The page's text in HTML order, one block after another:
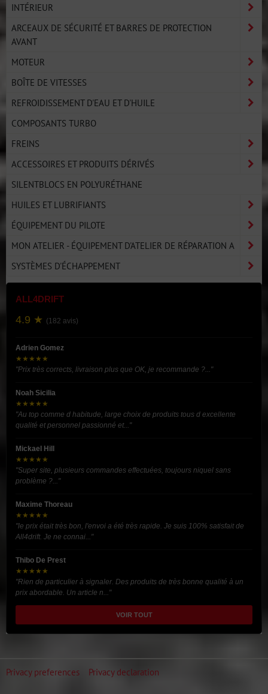
INTÉRIEUR
ARCEAUX DE SÉCURITÉ ET BARRES DE PROTECTION
AVANT
MOTEUR
BOÎTE DE VITESSES
REFROIDISSEMENT D'EAU ET D'HUILE
COMPOSANTS TURBO
FREINS
ACCESSOIRES ET PRODUITS DÉRIVÉS
SILENTBLOCS EN POLYURÉTHANE
HUILES ET LUBRIFIANTS
ÉQUIPEMENT DU PILOTE
MON ATELIER - ÉQUIPEMENT D'ATELIER DE RÉPARATION A
SYSTÈMES D'ÉCHAPPEMENT
ALL4DRIFT
4.9 ★ (182 avis)
Adrien Gomez
★★★★★
"Prix très corrects, livraison plus que OK, je recommande ?..."
Noah Sicilia
★★★★★
"Au top comme d habitude, large choix de produits tous d excellente
qualité et personnel passionné et..."
Mickael Hill
★★★★★
"Super site, plusieurs commandes effectuées, toujours niquel sans
problème ?..."
Maxime Thoreau
★★★★★
"le prix était très bon, l'envoi a été très rapide. Je suis 100% satisfait de
All4drift. Je ne connai..."
Thibo De Prest
★★★★★
"Rien de particulier à signaler. Des produits de très bonne qualité à un
prix abordable. Un article n..."
VOIR TOUT
Privacy preferences Privacy declaration